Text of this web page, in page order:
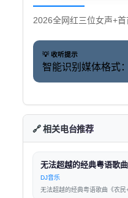
2026全网红三位女声+
💡 收听提示
智能识别媒体格式
🔗 相关电台推荐
DJ音乐